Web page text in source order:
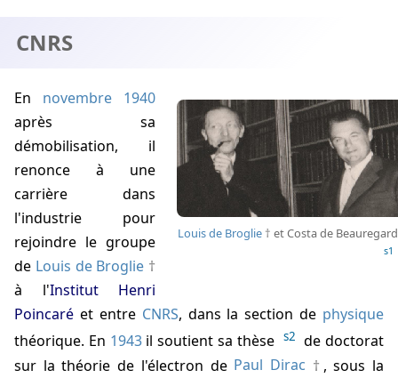
CNRS
Louis de Broglie et Costa de Beauregard
s1
En novembre 1940
après sa
démobilisation, il
renonce à une
carrière dans
l'industrie pour
rejoindre le groupe
de Louis de Broglie
à l'Institut Henri
Poincaré et entre CNRS, dans la section de physique
théorique. En 1943il soutient sa thèse s2 de doctorat
sur la théorie de l'électron de Paul Dirac
, sous la